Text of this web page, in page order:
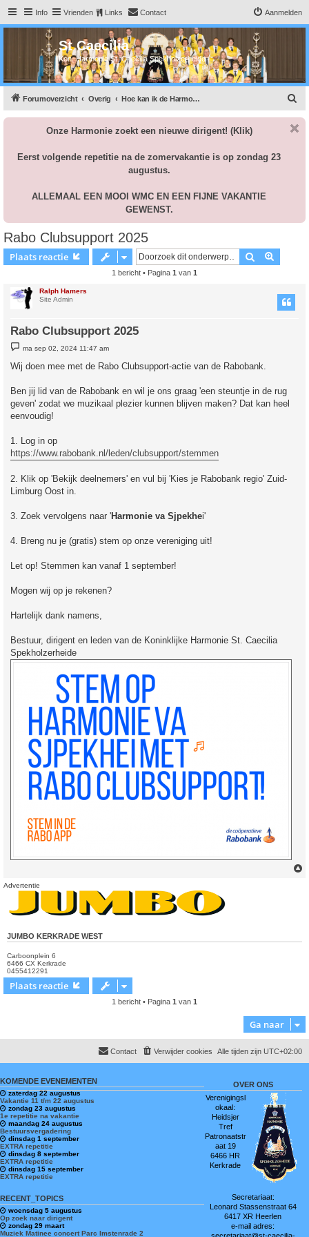
Info Vrienden Links Contact Aanmelden
St Caecilia
Kon. Harmonie St. Caecilia Spekholzerheide
Forumoverzicht Overig Hoe kan ik de Harmonie financiëel ondersteunen?
e
Onze Harmonie zoekt een nieuwe dirigent! (Klik)
Eerst volgende repetitie na de zomervakantie is op zondag 23
augustus.
ALLEMAAL EEN MOOI WMC EN EEN FIJNE VAKANTIE
GEWENST.
Rabo Clubsupport 2025
Plaats reactie Zoek
1 bericht • Pagina 1 van 1
Ralph Hamers
Site Admin
Rabo Clubsupport 2025
e
r
i
t
ma sep 02, 2024 11:47 am
Wij doen mee met de Rabo Clubsupport-actie van de Rabobank.
Ben jij lid van de Rabobank en wil je ons graag 'een steuntje in de rug
geven' zodat we muzikaal plezier kunnen blijven maken? Dat kan heel
eenvoudig!
1. Log in op
https://www.rabobank.nl/leden/clubsupport/stemmen
2. Klik op 'Bekijk deelnemers' en vul bij 'Kies je Rabobank regio' Zuid-
Limburg Oost in.
3. Zoek vervolgens naar 'Harmonie va Sjpekhei'
4. Breng nu je (gratis) stem op onze vereniging uit!
Let op! Stemmen kan vanaf 1 september!
Mogen wij op je rekenen?
Hartelijk dank namens,
Bestuur, dirigent en leden van de Koninklijke Harmonie St. Caecilia
Spekholzerheide
Advertentie
JUMBO KERKRADE WEST
Carboonplein 6
6466 CX Kerkrade
0455412291
Plaats reactie
1 bericht • Pagina 1 van 1
Ga naar
Alle tijden zijn UTC+02:00
Verwijder cookies
Contact
KOMENDE EVENEMENTEN
zaterdag 22 augustus
Vakantie 11 t/m 22 augustus
zondag 23 augustus
1e repetitie na vakantie
maandag 24 augustus
Bestuursvergadering
dinsdag 1 september
EXTRA repetitie
dinsdag 8 september
EXTRA repetitie
dinsdag 15 september
EXTRA repetitie
RECENT_TOPICS
woensdag 5 augustus
Op zoek naar dirigent
zondag 29 maart
Muziek Matinee concert Parc Imstenrade 2
OVER ONS
Verenigingsl
okaal:
Heidsjer
Tref
Patronaatstr
aat 19
6466 HR
Kerkrade
Secretariaat:
Leonard Stassenstraat 64
6417 XR Heerlen
e-mail adres: